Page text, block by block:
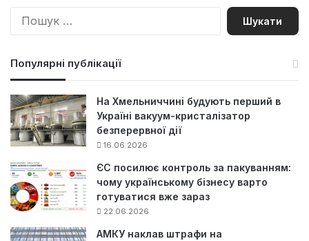
П
Популярні публікації
На Хмельниччині будують перший в
Україні вакуум-кристалізатор
безперервної дії
16.06.2026
ЄС посилює контроль за пакуванням:
чому українському бізнесу варто
готуватися вже зараз
22.06.2026
АМКУ наклав штрафи на